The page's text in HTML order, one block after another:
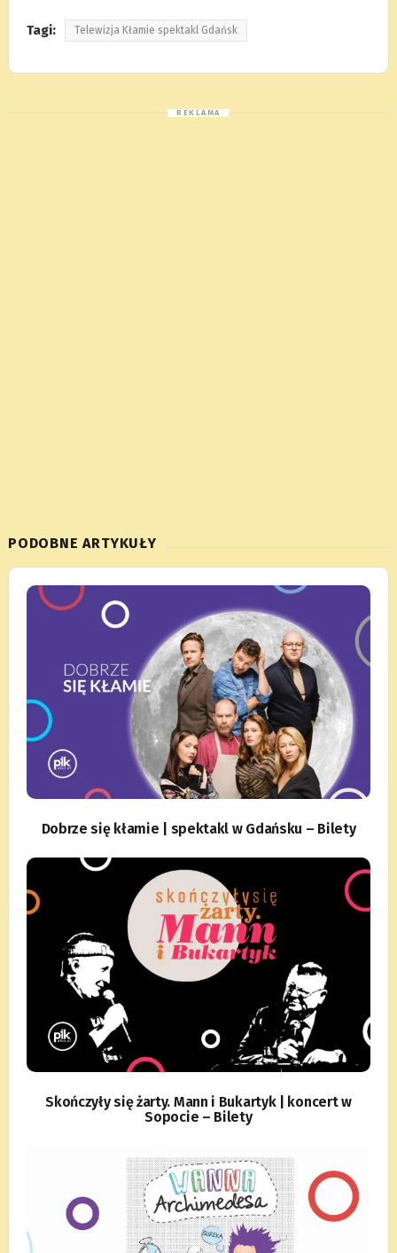
Tagi: Telewizja Kłamie spektakl Gdańsk
PODOBNE ARTYKUŁY
Dobrze się kłamie | spektakl w Gdańsku – Bilety
Skończyły się żarty. Mann i Bukartyk | koncert w
Sopocie – Bilety